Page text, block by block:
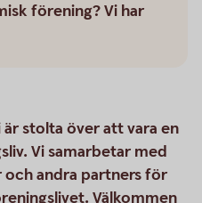
förening? Vi har
stolta över att vara en
Vi samarbetar med
andra partners för
Välkommen